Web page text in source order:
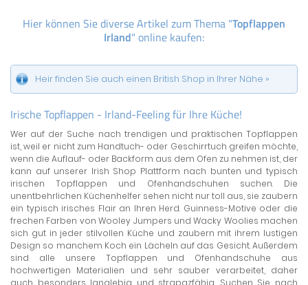
Hier können Sie diverse Artikel zum Thema "Topflappen
Irland" online kaufen:
Heir finden Sie auch einen British Shop in Ihrer Nähe »
Irische Topflappen - Irland-Feeling für Ihre Küche!
Wer auf der Suche nach trendigen und praktischen Topflappen
ist, weil er nicht zum Handtuch- oder Geschirrtuch greifen möchte,
wenn die Auflauf- oder Backform aus dem Ofen zu nehmen ist, der
kann auf unserer Irish Shop Plattform nach bunten und typisch
irischen Topflappen und Ofenhandschuhen suchen. Die
unentbehrlichen Küchenhelfer sehen nicht nur toll aus, sie zaubern
ein typisch irisches Flair an Ihren Herd. Guinness-Motive oder die
frechen Farben von Wooley Jumpers und Wacky Woolies machen
sich gut in jeder stilvollen Küche und zaubern mit ihrem lustigen
Design so manchem Koch ein Lächeln auf das Gesicht. Außerdem
sind alle unsere Topflappen und Ofenhandschuhe aus
hochwertigen Materialien und sehr sauber verarbeitet, daher
auch besonders langlebig und strapazfähig. Suchen Sie nach